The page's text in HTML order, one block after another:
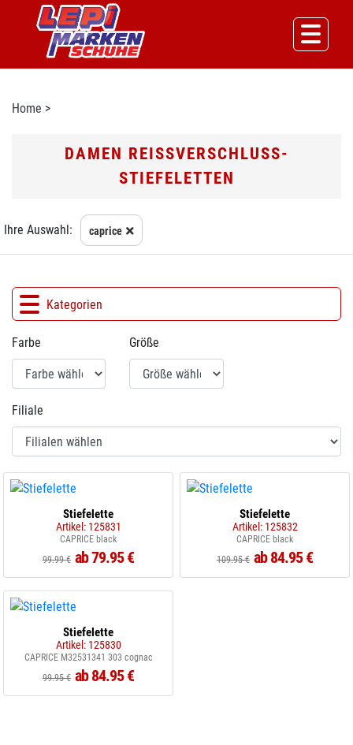
Home >
DAMEN REISSVERSCHLUSS-S
TIEFELETTEN
Ihre Auswahl: caprice
Kategorien
Farbe Größe
Filiale
Stiefelette
Artikel: 125831
CAPRICE black
99.99 € ab 79.95 €
Stiefelette
Artikel: 125832
CAPRICE black
109.95 € ab 84.95 €
Stiefelette
Artikel: 125830
CAPRICE M32531341 303 cognac
99.95 € ab 84.95 €